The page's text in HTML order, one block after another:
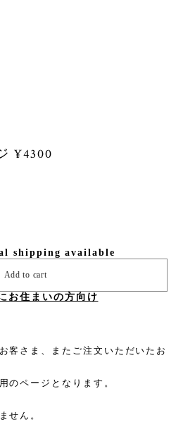
¥4300
shipping available
Add to cart
お住まいの方向け
客さま、またご注文いただいたお
のページとなります。
せん。